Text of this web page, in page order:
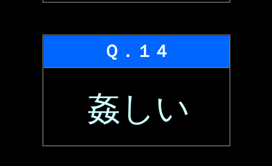
Ｑ．１４
姦しい